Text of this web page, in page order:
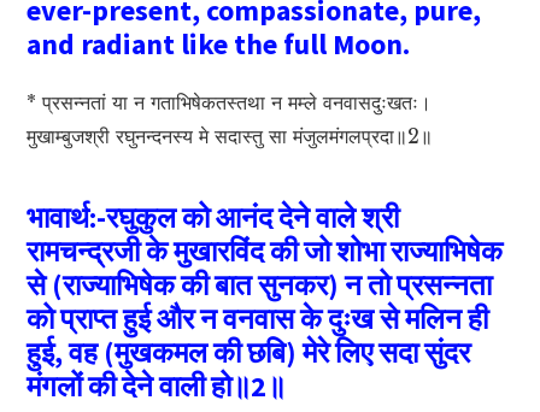
ever-present, compassionate, pure,
and radiant like the full Moon.
* प्रसन्नतां या न गताभिषेकतस्तथा न मम्ले वनवासदुःखतः।
मुखाम्बुजश्री रघुनन्दनस्य मे सदास्तु सा मंजुलमंगलप्रदा॥2॥
भावार्थ:-रघुकुल को आनंद देने वाले श्री
रामचन्द्रजी के मुखारविंद की जो शोभा राज्याभिषेक
से (राज्याभिषेक की बात सुनकर) न तो प्रसन्नता
को प्राप्त हुई और न वनवास के दुःख से मलिन ही
हुई, वह (मुखकमल की छबि) मेरे लिए सदा सुंदर
मंगलों की देने वाली हो॥2॥